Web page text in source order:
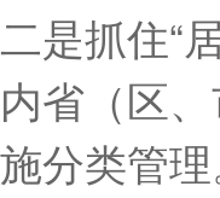
二是抓住“
内省（区
施分类管